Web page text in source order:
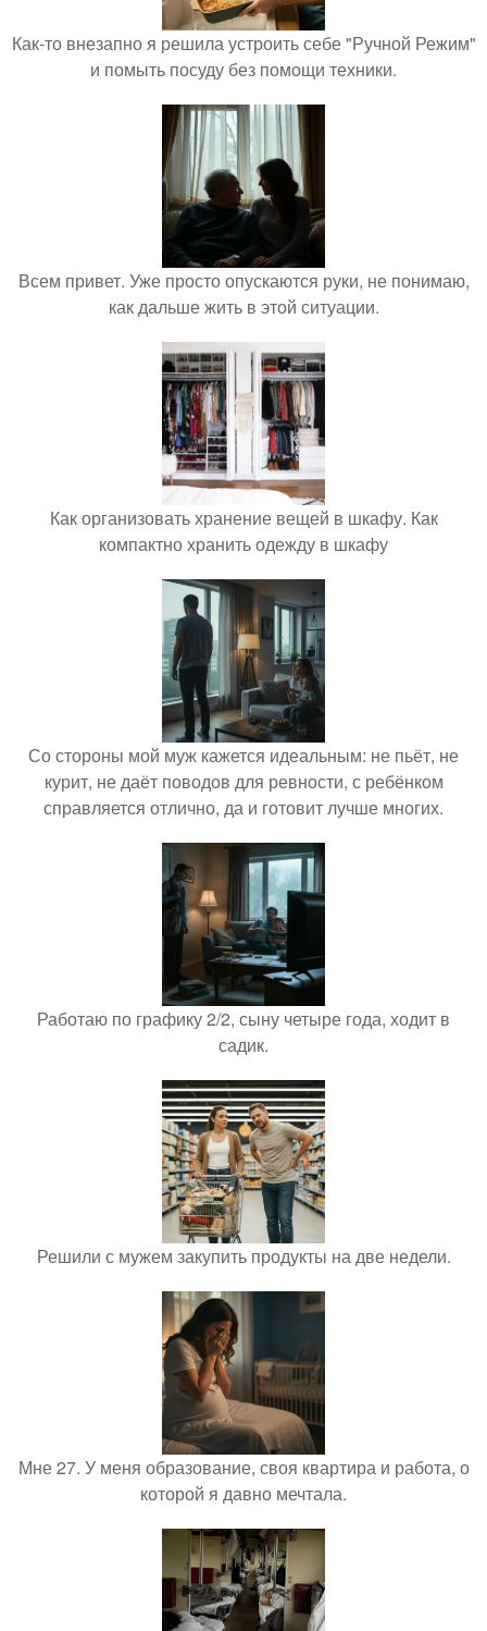
Как-то внезапно я решила устроить себе "Ручной Режим"
и помыть посуду без помощи техники.
Всем привет. Уже просто опускаются руки, не понимаю,
как дальше жить в этой ситуации.
Как организовать хранение вещей в шкафу. Как
компактно хранить одежду в шкафу
Со стороны мой муж кажется идеальным: не пьёт, не
курит, не даёт поводов для ревности, с ребёнком
справляется отлично, да и готовит лучше многих.
Работаю по графику 2/2, сыну четыре года, ходит в
садик.
Решили с мужем закупить продукты на две недели.
Мне 27. У меня образование, своя квартира и работа, о
которой я давно мечтала.